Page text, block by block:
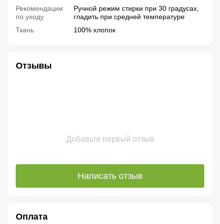
Рекомендации
по уходу
Ручной режим стирки при 30 градусах,
гладить при средней температуре
Ткань
100% хлопок
Отзывы
Добавьте первый отзыв
Написать отзыв
Оплата